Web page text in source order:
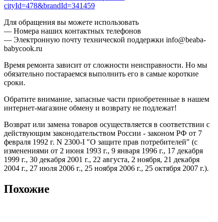
cityId=478&brandId=341459
Для обращения вы можете использовать
— Номера наших контактных телефонов
— Электронную почту технической поддержки info@beaba-
babycook.ru
Время ремонта зависит от сложности неисправности. Но мы
обязательно постараемся выполнить его в самые короткие
сроки.
Обратите внимание, запасные части приобретенные в нашем
интернет-магазине обмену и возврату не подлежат!
Возврат или замена товаров осуществляется в соответствии с
действующим законодательством России - законом РФ от 7
февраля 1992 г. N 2300-I "О защите прав потребителей" (с
изменениями от 2 июня 1993 г., 9 января 1996 г., 17 декабря
1999 г., 30 декабря 2001 г., 22 августа, 2 ноября, 21 декабря
2004 г., 27 июля 2006 г., 25 ноября 2006 г., 25 октября 2007 г.).
Похожие